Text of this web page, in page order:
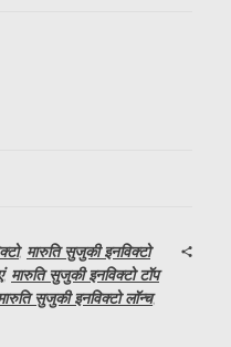
, मारुति सुजुकी इनविक्टो
, मारुति सुजुकी इनविक्टो टॉप
सुजुकी इनविक्टो लॉन्च,